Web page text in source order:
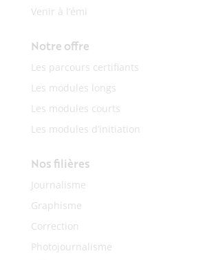
Venir à l’émi
Notre offre
Les parcours certifiants
Les modules longs
Les modules courts
Les modules d’initiation
Nos filières
Journalisme
Graphisme
Correction
Photojournalisme